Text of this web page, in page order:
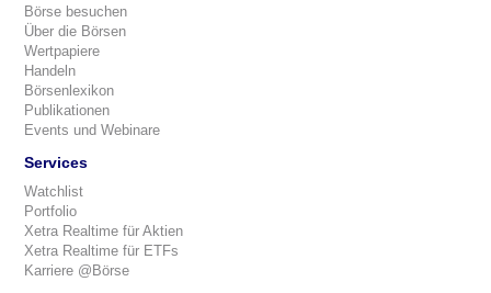
Börse besuchen
Über die Börsen
Wertpapiere
Handeln
Börsenlexikon
Publikationen
Events und Webinare
Services
Watchlist
Portfolio
Xetra Realtime für Aktien
Xetra Realtime für ETFs
Karriere @Börse